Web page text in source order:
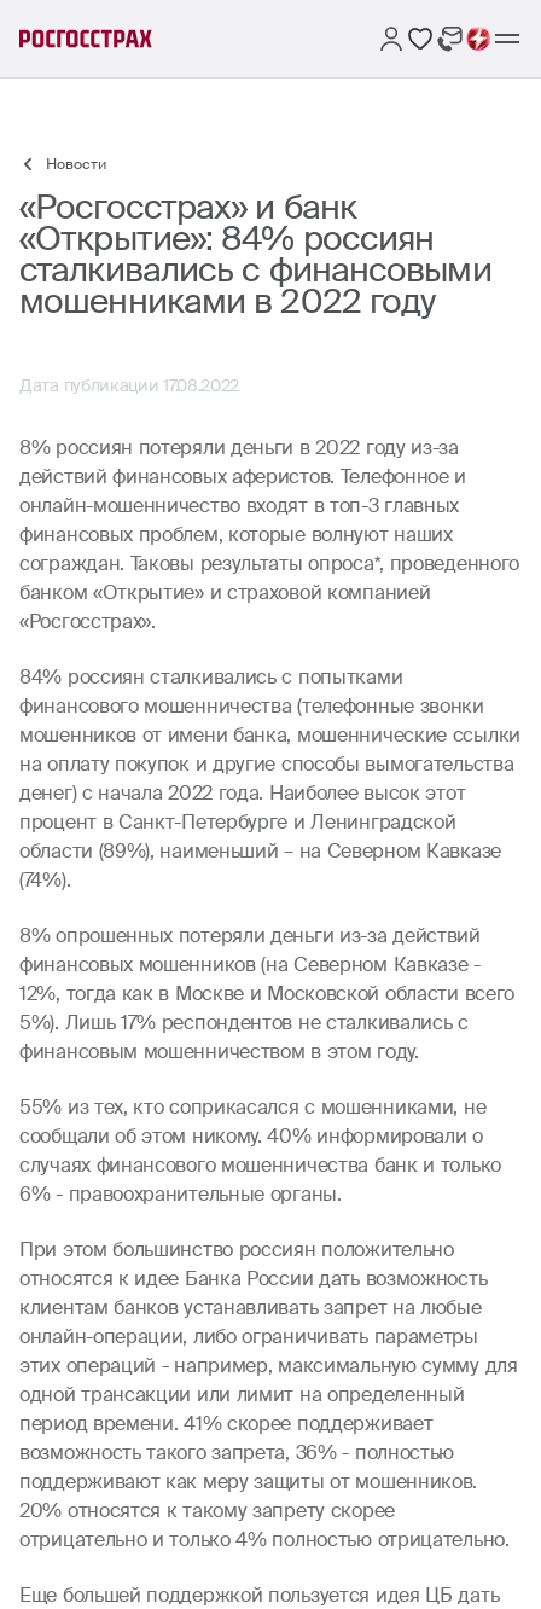
Новости
«Росгосстрах» и банк
«Открытие»: 84% россиян
сталкивались с финансовыми
мошенниками в 2022 году
Дата публикации 17.08.2022
8% россиян потеряли деньги в 2022 году из-за
действий финансовых аферистов. Телефонное и
онлайн-мошенничество входят в топ-3 главных
финансовых проблем, которые волнуют наших
сограждан. Таковы результаты опроса*, проведенного
банком «Открытие» и страховой компанией
«Росгосстрах».
84% россиян сталкивались с попытками
финансового мошенничества (телефонные звонки
мошенников от имени банка, мошеннические ссылки
на оплату покупок и другие способы вымогательства
денег) с начала 2022 года. Наиболее высок этот
процент в Санкт-Петербурге и Ленинградской
области (89%), наименьший – на Северном Кавказе
(74%).
8% опрошенных потеряли деньги из-за действий
финансовых мошенников (на Северном Кавказе -
12%, тогда как в Москве и Московской области всего
5%). Лишь 17% респондентов не сталкивались с
финансовым мошенничеством в этом году.
55% из тех, кто соприкасался с мошенниками, не
сообщали об этом никому. 40% информировали о
случаях финансового мошенничества банк и только
6% - правоохранительные органы.
При этом большинство россиян положительно
относятся к идее Банка России дать возможность
клиентам банков устанавливать запрет на любые
онлайн-операции, либо ограничивать параметры
этих операций - например, максимальную сумму для
одной трансакции или лимит на определенный
период времени. 41% скорее поддерживает
возможность такого запрета, 36% - полностью
поддерживают как меру защиты от мошенников.
20% относятся к такому запрету скорее
отрицательно и только 4% полностью отрицательно.
Еще большей поддержкой пользуется идея ЦБ дать